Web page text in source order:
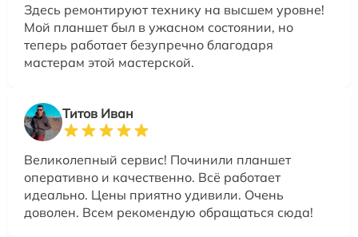
Здесь ремонтируют технику на высшем уровне!
Мой планшет был в ужасном состоянии, но
теперь работает безупречно благодаря
мастерам этой мастерской.
Титов Иван
Великолепный сервис! Починили планшет
оперативно и качественно. Всё работает
идеально. Цены приятно удивили. Очень
доволен. Всем рекомендую обращаться сюда!